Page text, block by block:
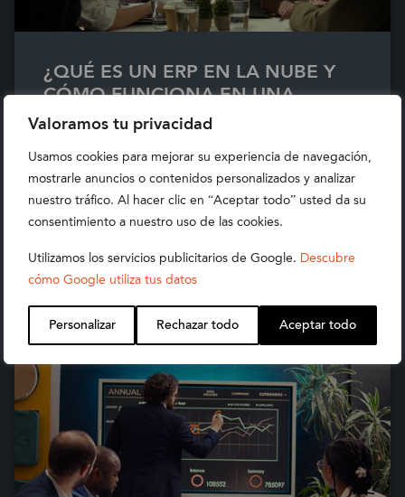
Valoramos tu privacidad
Usamos cookies para mejorar su experiencia de navegación,
mostrarle anuncios o contenidos personalizados y analizar
nuestro tráfico. Al hacer clic en “Aceptar todo” usted da su
consentimiento a nuestro uso de las cookies.
Utilizamos los servicios publicitarios de Google. Descubre
cómo Google utiliza tus datos
Personalizar Rechazar todo Aceptar todo
¿QUÉ ES UN ERP EN LA NUBE Y
CÓMO FUNCIONA EN UNA
EMPRESA MODERNA?
Descubre en este artículo qué es un ERP en la
nube, cómo funciona y por qué cada vez más
empresas adoptan modelos cloud para
gestionar su crecimiento.
Read more